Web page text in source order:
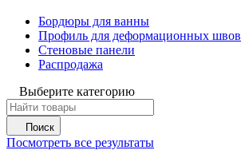
Бордюры для ванны
Профиль для деформационных швов
Стеновые панели
Распродажа
Выберите категорию
Поиск
Посмотреть все результаты